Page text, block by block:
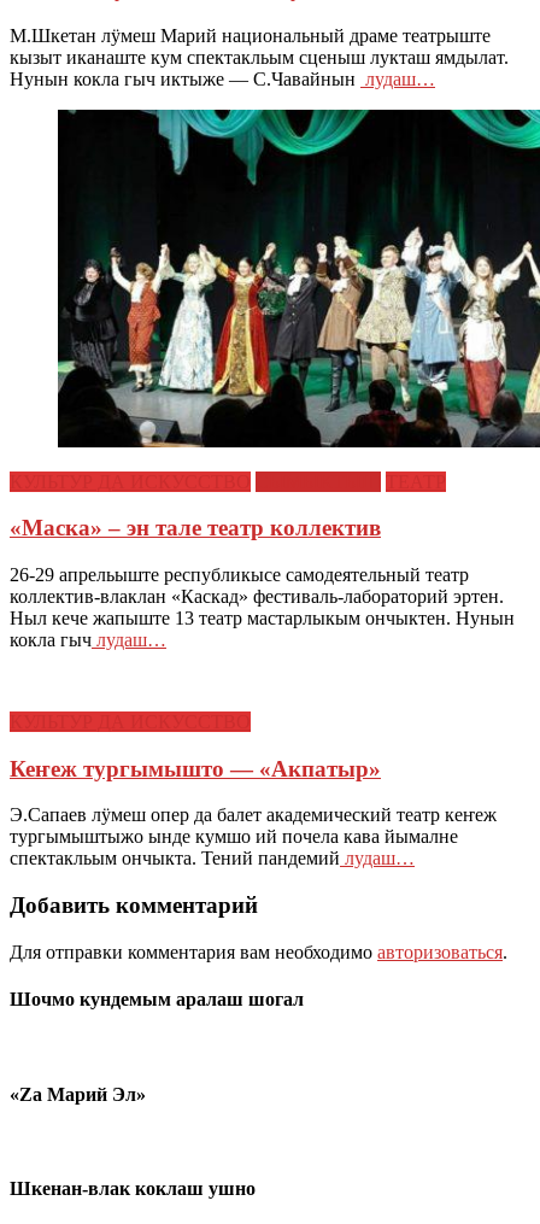
М.Шкетан лӱмеш Марий национальный драме театрыште
кызыт иканаште кум спектакльым сценыш лукташ ямдылат.
Нунын кокла гыч иктыже — С.Чавайнын лудаш…
«Маска» – эн тале театр коллектив
26-29 апрельыште республикысе самодеятельный театр
коллектив-влаклан «Каскад» фестиваль-лабораторий эртен.
Ныл кече жапыште 13 театр мастарлыкым ончыктен. Нунын
кокла гыч лудаш…
Кеҥеж тургымышто — «Акпатыр»
Э.Сапаев лӱмеш опер да балет академический театр кеҥеж
тургымыштыжо ынде кумшо ий почела кава йымалне
спектакльым ончыкта. Тений пандемий лудаш…
Добавить комментарий
Для отправки комментария вам необходимо авторизоваться.
Шочмо кундемым аралаш шогал
«Zа Марий Эл»
Шкенан-влак коклаш ушно